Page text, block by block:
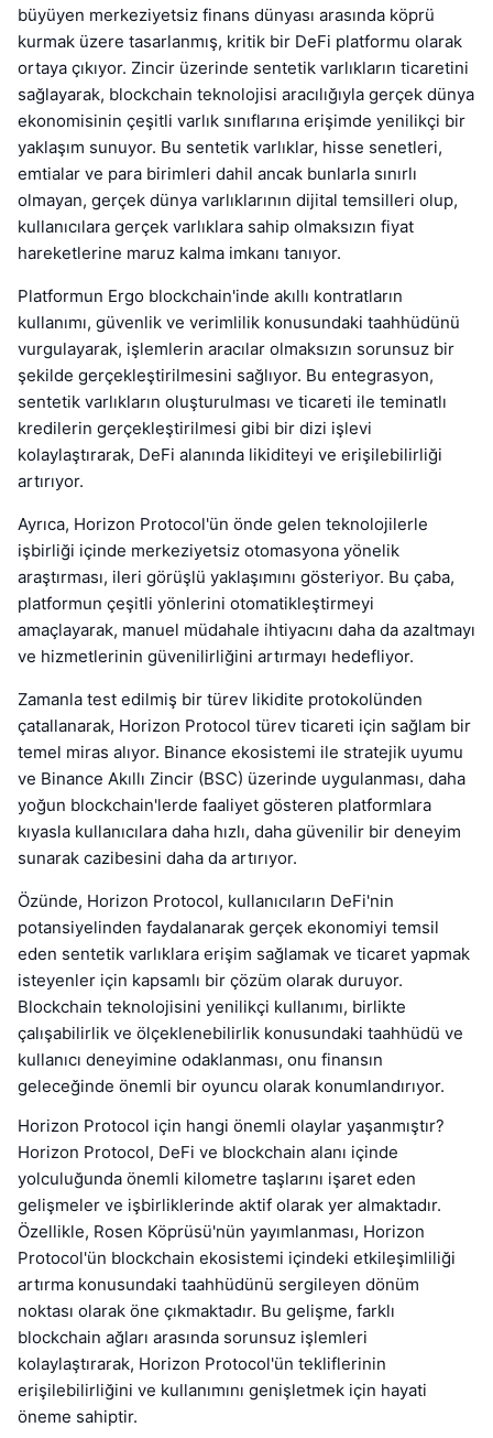
büyüyen merkeziyetsiz finans dünyası arasında köprü
kurmak üzere tasarlanmış, kritik bir DeFi platformu olarak
ortaya çıkıyor. Zincir üzerinde sentetik varlıkların ticaretini
sağlayarak, blockchain teknolojisi aracılığıyla gerçek dünya
ekonomisinin çeşitli varlık sınıflarına erişimde yenilikçi bir
yaklaşım sunuyor. Bu sentetik varlıklar, hisse senetleri,
emtialar ve para birimleri dahil ancak bunlarla sınırlı
olmayan, gerçek dünya varlıklarının dijital temsilleri olup,
kullanıcılara gerçek varlıklara sahip olmaksızın fiyat
hareketlerine maruz kalma imkanı tanıyor.
Platformun Ergo blockchain'inde akıllı kontratların
kullanımı, güvenlik ve verimlilik konusundaki taahhüdünü
vurgulayarak, işlemlerin aracılar olmaksızın sorunsuz bir
şekilde gerçekleştirilmesini sağlıyor. Bu entegrasyon,
sentetik varlıkların oluşturulması ve ticareti ile teminatlı
kredilerin gerçekleştirilmesi gibi bir dizi işlevi
kolaylaştırarak, DeFi alanında likiditeyi ve erişilebilirliği
artırıyor.
Ayrıca, Horizon Protocol'ün önde gelen teknolojilerle
işbirliği içinde merkeziyetsiz otomasyona yönelik
araştırması, ileri görüşlü yaklaşımını gösteriyor. Bu çaba,
platformun çeşitli yönlerini otomatikleştirmeyi
amaçlayarak, manuel müdahale ihtiyacını daha da azaltmayı
ve hizmetlerinin güvenilirliğini artırmayı hedefliyor.
Zamanla test edilmiş bir türev likidite protokolünden
çatallanarak, Horizon Protocol türev ticareti için sağlam bir
temel miras alıyor. Binance ekosistemi ile stratejik uyumu
ve Binance Akıllı Zincir (BSC) üzerinde uygulanması, daha
yoğun blockchain'lerde faaliyet gösteren platformlara
kıyasla kullanıcılara daha hızlı, daha güvenilir bir deneyim
sunarak cazibesini daha da artırıyor.
Özünde, Horizon Protocol, kullanıcıların DeFi'nin
potansiyelinden faydalanarak gerçek ekonomiyi temsil
eden sentetik varlıklara erişim sağlamak ve ticaret yapmak
isteyenler için kapsamlı bir çözüm olarak duruyor.
Blockchain teknolojisini yenilikçi kullanımı, birlikte
çalışabilirlik ve ölçeklenebilirlik konusundaki taahhüdü ve
kullanıcı deneyimine odaklanması, onu finansın
geleceğinde önemli bir oyuncu olarak konumlandırıyor.
Horizon Protocol için hangi önemli olaylar yaşanmıştır?
Horizon Protocol, DeFi ve blockchain alanı içinde
yolculuğunda önemli kilometre taşlarını işaret eden
gelişmeler ve işbirliklerinde aktif olarak yer almaktadır.
Özellikle, Rosen Köprüsü'nün yayımlanması, Horizon
Protocol'ün blockchain ekosistemi içindeki etkileşimliliği
artırma konusundaki taahhüdünü sergileyen dönüm
noktası olarak öne çıkmaktadır. Bu gelişme, farklı
blockchain ağları arasında sorunsuz işlemleri
kolaylaştırarak, Horizon Protocol'ün tekliflerinin
erişilebilirliğini ve kullanımını genişletmek için hayati
öneme sahiptir.